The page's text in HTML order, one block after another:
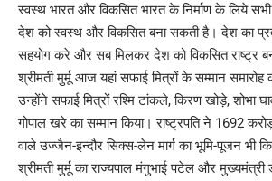
स्वस्थ भारत और विकसित भारत के निर्माण के लिये
देश को स्वस्थ और विकसित बना सकती है। देश का
सहयोग करे और सब मिलकर देश को विकसित राष्ट्र
श्रीमती मुर्मू आज यहां सफाई मित्रों के सम्मान समारोह
उन्होंने सफाई मित्रों रश्मि टांकले, किरण खोड़े, शोभा
गोपाल खरे का सम्मान किया। राष्ट्रपति ने 1692
वाले उज्जैन-इन्दौर सिक्स-लेन मार्ग का भूमि-पूजन भी
श्रीमती मुर्मू का राज्यपाल मंगुभाई पटेल और मुख्यमंत्री